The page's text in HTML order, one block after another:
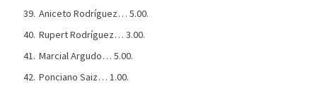
Aniceto Rodríguez… 5.00.
Rupert Rodríguez… 3.00.
Marcial Argudo… 5.00.
Ponciano Saiz… 1.00.